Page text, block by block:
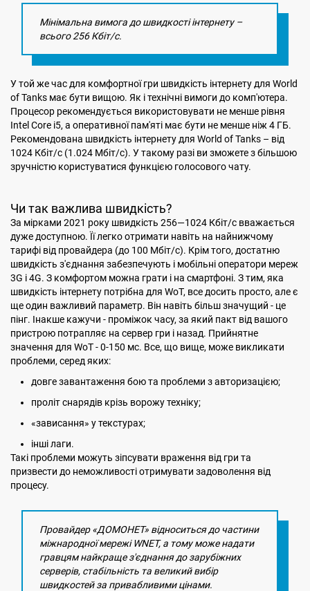
Мінімальна вимога до швидкості інтернету –
всього 256 Кбіт/с.
У той же час для комфортної гри швидкість інтернету для World
of Tanks має бути вищою. Як і технічні вимоги до комп'ютера.
Процесор рекомендується використовувати не менше рівня
Intel Core i5, а оперативної пам'яті має бути не менше ніж 4 ГБ.
Рекомендована швидкість інтернету для World of Tanks – від
1024 Кбіт/с (1.024 Мбіт/с). У такому разі ви зможете з більшою
зручністю користуватися функцією голосового чату.
Чи так важлива швидкість?
За мірками 2021 року швидкість 256—1024 Кбіт/с вважається
дуже доступною. Її легко отримати навіть на найнижчому
тарифі від провайдера (до 100 Мбіт/с). Крім того, достатню
швидкість з'єднання забезпечують і мобільні оператори мереж
3G і 4G. З комфортом можна грати і на смартфоні. З тим, яка
швидкість інтернету потрібна для WoT, все досить просто, але є
ще один важливий параметр. Він навіть більш значущий - це
пінг. Інакше кажучи - проміжок часу, за який пакт від вашого
пристрою потрапляє на сервер гри і назад. Прийнятне
значення для WoT - 0-150 мс. Все, що вище, може викликати
проблеми, серед яких:
довге завантаження бою та проблеми з авторизацією;
проліт снарядів крізь ворожу техніку;
«зависання» у текстурах;
інші лаги.
Такі проблеми можуть зіпсувати враження від гри та
призвести до неможливості отримувати задоволення від
процесу.
Провайдер «ДОМОНЕТ» відноситься до частини
міжнародної мережі WNET, а тому може надати
гравцям найкраще з'єднання до зарубіжних
серверів, стабільність та великий вибір
швидкостей за привабливими цінами.